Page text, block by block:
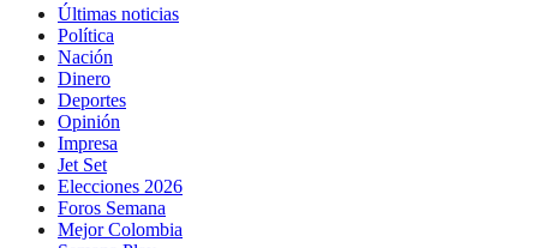
Últimas noticias
Política
Nación
Dinero
Deportes
Opinión
Impresa
Jet Set
Elecciones 2026
Foros Semana
Mejor Colombia